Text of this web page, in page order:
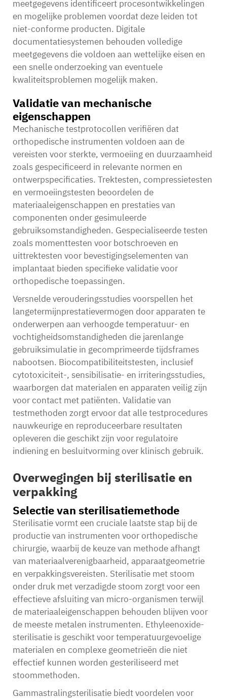
meetgegevens identificeert procesontwikkelingen
en mogelijke problemen voordat deze leiden tot
niet-conforme producten. Digitale
documentatiesystemen behouden volledige
meetgegevens die voldoen aan wettelijke eisen en
een snelle onderzoeking van eventuele
kwaliteitsproblemen mogelijk maken.
Validatie van mechanische
eigenschappen
Mechanische testprotocollen verifiëren dat
orthopedische instrumenten voldoen aan de
vereisten voor sterkte, vermoeiing en duurzaamheid
zoals gespecificeerd in relevante normen en
ontwerpspecificaties. Trektesten, compressietesten
en vermoeiingstesten beoordelen de
materiaaleigenschappen en prestaties van
componenten onder gesimuleerde
gebruiksomstandigheden. Gespecialiseerde testen
zoals momenttesten voor botschroeven en
uittrektesten voor bevestigingselementen van
implantaat bieden specifieke validatie voor
orthopedische toepassingen.
Versnelde verouderingsstudies voorspellen het
langetermijnprestatievermogen door apparaten te
onderwerpen aan verhoogde temperatuur- en
vochtigheidsomstandigheden die jarenlange
gebruiksimulatie in gecomprimeerde tijdsframes
nabootsen. Biocompatibiliteitstesten, inclusief
cytotoxiciteit-, sensibilisatie- en irriteringsstudies,
waarborgen dat materialen en apparaten veilig zijn
voor contact met patiënten. Validatie van
testmethoden zorgt ervoor dat alle testprocedures
nauwkeurige en reproduceerbare resultaten
opleveren die geschikt zijn voor regulatoire
indiening en besluitvorming over klinisch gebruik.
Overwegingen bij sterilisatie en
verpakking
Selectie van sterilisatiemethode
Sterilisatie vormt een cruciale laatste stap bij de
productie van instrumenten voor orthopedische
chirurgie, waarbij de keuze van methode afhangt
van materiaalverenigbaarheid, apparaatgeometrie
en verpakkingsvereisten. Sterilisatie met stoom
onder druk met verzadigde stoom zorgt voor een
effectieve afsluiting van micro-organismen terwijl
de materiaaleigenschappen behouden blijven voor
de meeste metalen instrumenten. Ethyleenoxide-
sterilisatie is geschikt voor temperatuurgevoelige
materialen en complexe geometrieën die niet
effectief kunnen worden gesteriliseerd met
stoommethoden.
Gammastralingsterilisatie biedt voordelen voor